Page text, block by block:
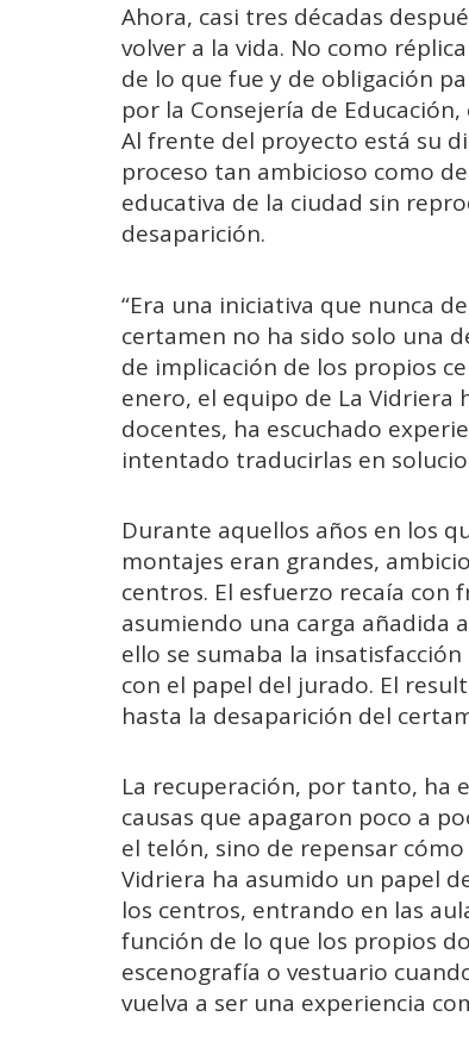
Ahora, casi tres décadas
volver a la vida. No como
de lo que fue y de obligación
por la Consejería de
Al frente del proyecto está su
proceso tan ambicioso como
educativa de la ciudad sin
desaparición.
“Era una iniciativa que nunca
certamen no ha sido solo una
de implicación de los propios
enero, el equipo de La
docentes, ha escuchado
intentado traducirlas en
Durante aquellos años en los
montajes eran grandes,
centros. El esfuerzo recaía con
asumiendo una carga añadida
ello se sumaba la
con el papel del jurado. El
hasta la desaparición del
La recuperación, por tanto, ha
causas que apagaron poco a
el telón, sino de repensar
Vidriera ha asumido un papel
los centros, entrando en las
función de lo que los propios
escenografía o vestuario
vuelva a ser una experiencia